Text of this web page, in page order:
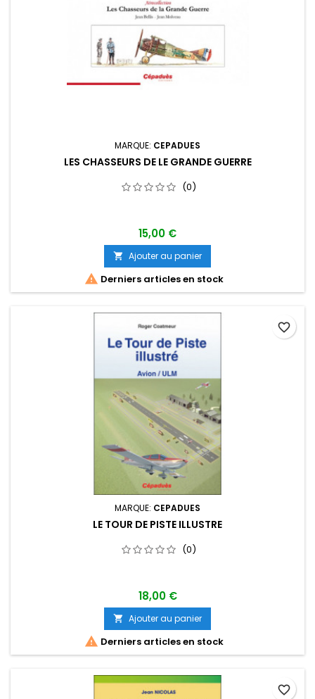
MARQUE: CEPADUES
LES CHASSEURS DE LE GRANDE GUERRE
(0)
15,00 €
 Ajouter au panier
 Derniers articles en stock
MARQUE: CEPADUES
LE TOUR DE PISTE ILLUSTRE
(0)
18,00 €
 Ajouter au panier
 Derniers articles en stock
favorite_border
favorite_border